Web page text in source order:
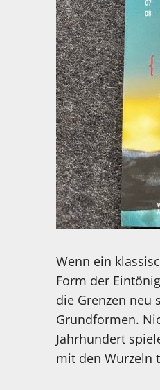
Wenn ein
Form der
die Grenzen neu
Grundformen.
Jahrhundert
mit den Wurzeln